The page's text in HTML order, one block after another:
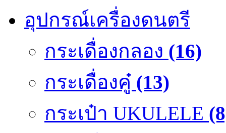
อุปกรณ์เครื่องดนตรี
กระเดื่องกลอง (16)
กระเดื่องคู๋ (13)
กระเป๋า UKULELE